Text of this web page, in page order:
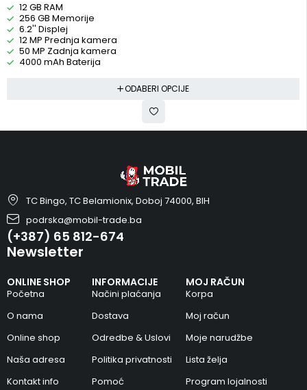
12 GB RAM
256 GB Memorije
6.2'' Displej
12 MP Prednja kamera
50 MP Zadnja kamera
4000 mAh Baterija
ODABERI OPCIJE
TC Bingo, TC Belamionix, Doboj 74000, BIH
podrska@mobil-trade.ba
(+387) 65 812-674
ONLINE SHOP
Početna
O nama
Online shop
Naša adresa
Kontakt info
INFORMACIJE
Načini plaćanja
Dostava
Odredbe & Uslovi
Politika privatnosti
Pomoć
MOJ RAČUN
Korpa
Moj račun
Moje narudžbe
Lista želja
Program lojalnosti
Newsletter